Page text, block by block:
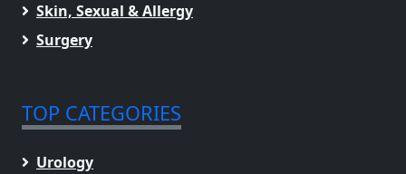
Skin, Sexual & Allergy
Surgery
TOP CATEGORIES
Urology